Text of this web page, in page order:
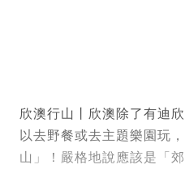
欣澳行山丨欣澳除了有迪
以去野餐或去主題樂園玩
山」！嚴格地說應該是「